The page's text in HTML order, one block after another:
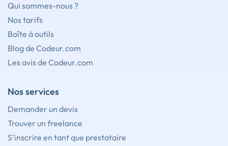
Qui sommes-nous ?
Nos tarifs
Boîte à outils
Blog de Codeur.com
Les avis de Codeur.com
Nos services
Demander un devis
Trouver un freelance
S'inscrire en tant que prestataire